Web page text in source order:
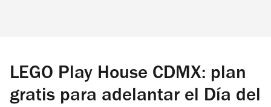
LEGO Play House CDMX: plan
gratis para adelantar el Día del